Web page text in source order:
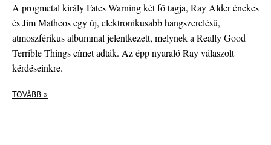
A progmetal király Fates Warning két fő tagja, Ray Alder énekes
és Jim Matheos egy új, elektronikusabb hangszerelésű,
atmoszférikus albummal jelentkezett, melynek a Really Good
Terrible Things címet adták. Az épp nyaraló Ray válaszolt
kérdéseinkre.
TOVÁBB »